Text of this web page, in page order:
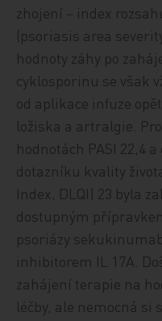
zhojení − index
(psoriasis area
hodnoty záhy po
cyklosporinu se však
od aplikace infuze
ložiska a artralgie.
hodnotách PASI 22,4
dotazníku kvality
Index, DLQI) 23 byla
dostupným
psoriázy
inhibitorem IL 17A.
zahájení terapie na
léčby, ale nemocná si